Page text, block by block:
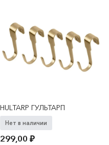
HULTARP ГУЛЬТАРП
Нет в наличии
299,00₽